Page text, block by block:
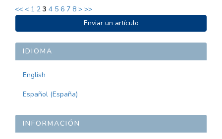
<< < 1 2 3 4 5 6 7 8 > >>
ENVIAR
UN
ARTÍCULO
Enviar un artículo
IDIOMA
English
Español (España)
INFORMACIÓN